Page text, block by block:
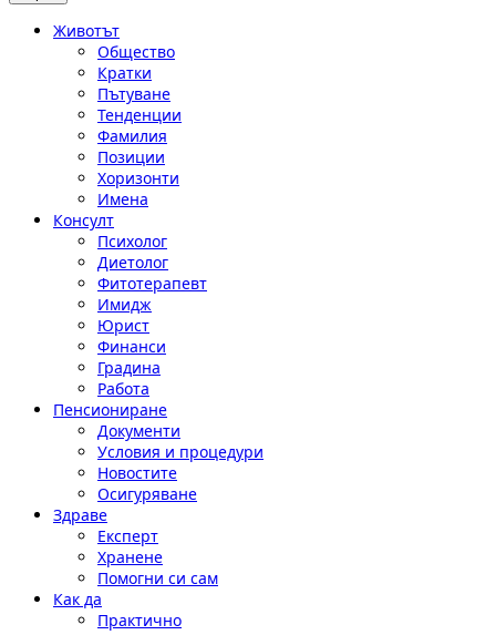
Животът
Общество
Кратки
Пътуване
Тенденции
Фамилия
Позиции
Хоризонти
Имена
Консулт
Психолог
Диетолог
Фитотерапевт
Имидж
Юрист
Финанси
Градина
Работа
Пенсиониране
Документи
Условия и процедури
Новостите
Осигуряване
Здраве
Експерт
Хранене
Помогни си сам
Как да
Практично